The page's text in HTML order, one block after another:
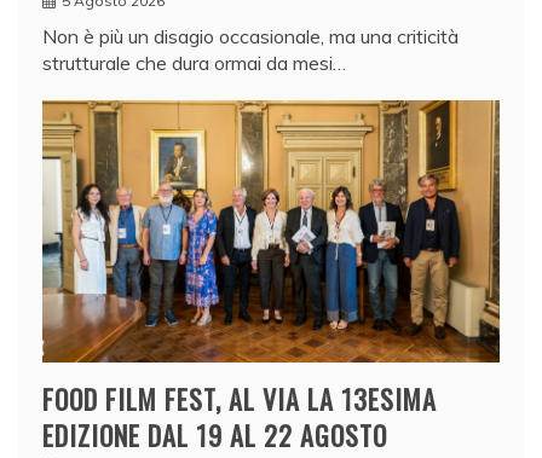
Non è più un disagio occasionale, ma una criticità
strutturale che dura ormai da mesi…
FOOD FILM FEST, AL VIA LA 13ESIMA
EDIZIONE DAL 19 AL 22 AGOSTO